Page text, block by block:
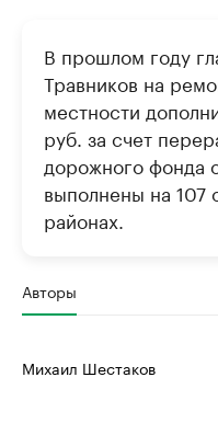
В прошлом году
Травников на
местности
руб. за счет
дорожного фонда
выполнены на 107
районах.
Авторы
Михаил Шестаков